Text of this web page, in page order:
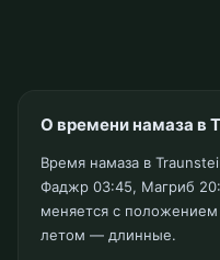
О времени намаза в
Время намаза в
Фаджр 03:45, Магриб
меняется с
летом — длинные.